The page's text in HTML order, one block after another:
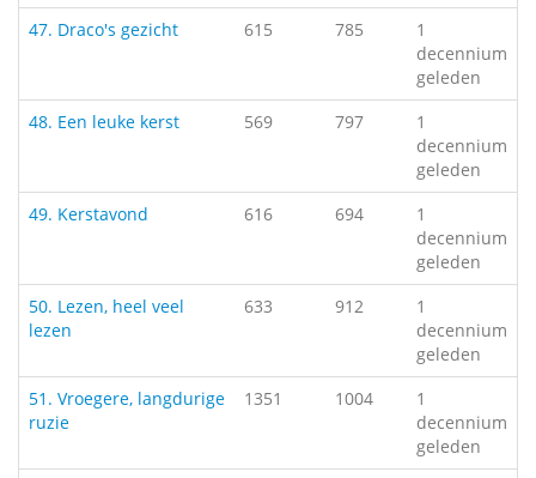
47. Draco's gezicht
615 785
1
decennium
geleden
48. Een leuke kerst
569 797
1
decennium
geleden
49. Kerstavond
616 694
1
decennium
geleden
50. Lezen, heel veel
lezen
633 912
1
decennium
geleden
51. Vroegere, langdurige
ruzie
1351 1004
1
decennium
geleden